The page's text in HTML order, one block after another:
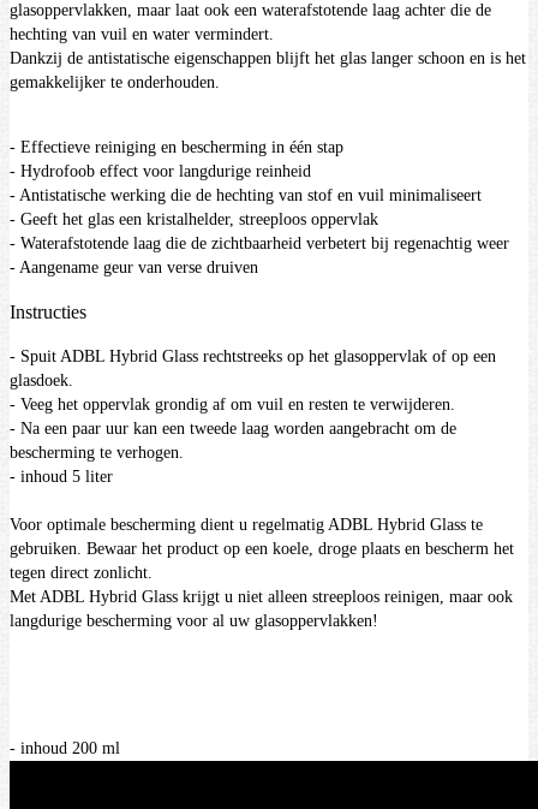
glasoppervlakken, maar laat ook een waterafstotende laag achter die de
hechting van vuil en water vermindert.
Dankzij de antistatische eigenschappen blijft het glas langer schoon en is het
gemakkelijker te onderhouden.
- Effectieve reiniging en bescherming in één stap
- Hydrofoob effect voor langdurige reinheid
- Antistatische werking die de hechting van stof en vuil minimaliseert
- Geeft het glas een kristalhelder, streeploos oppervlak
- Waterafstotende laag die de zichtbaarheid verbetert bij regenachtig weer
- Aangename geur van verse druiven
Instructies
- Spuit ADBL Hybrid Glass rechtstreeks op het glasoppervlak of op een
glasdoek.
- Veeg het oppervlak grondig af om vuil en resten te verwijderen.
- Na een paar uur kan een tweede laag worden aangebracht om de
bescherming te verhogen.
- inhoud 5 liter
Voor optimale bescherming dient u regelmatig ADBL Hybrid Glass te
gebruiken. Bewaar het product op een koele, droge plaats en bescherm het
tegen direct zonlicht.
Met ADBL Hybrid Glass krijgt u niet alleen streeploos reinigen, maar ook
langdurige bescherming voor al uw glasoppervlakken!
- inhoud 200 ml